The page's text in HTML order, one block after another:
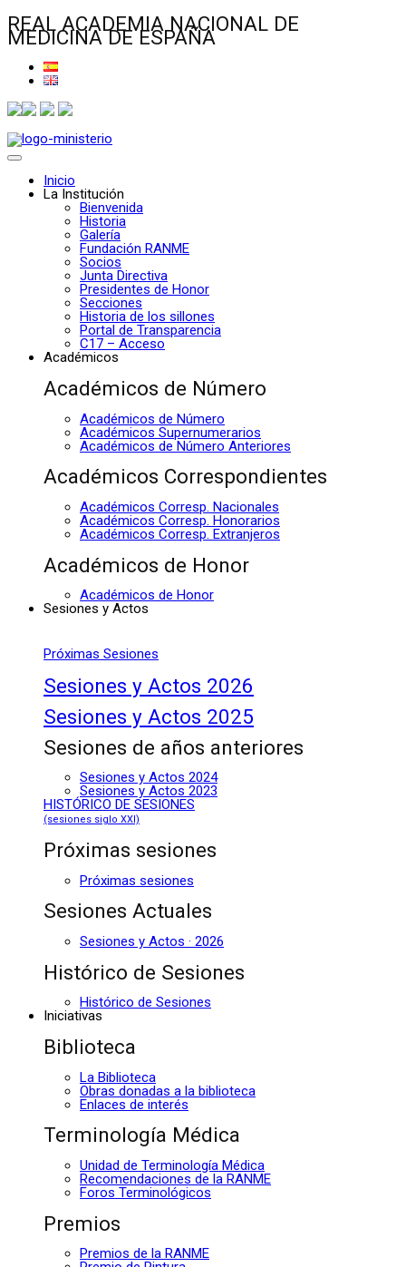
REAL ACADEMIA NACIONAL DE
MEDICINA DE ESPAÑA
Inicio
La Institución
Bienvenida
Historia
Galería
Fundación RANME
Socios
Junta Directiva
Presidentes de Honor
Secciones
Historia de los sillones
Portal de Transparencia
C17 – Acceso
Académicos
Académicos de Número
Académicos de Número
Académicos Supernumerarios
Académicos de Número Anteriores
Académicos Correspondientes
Académicos Corresp. Nacionales
Académicos Corresp. Honorarios
Académicos Corresp. Extranjeros
Académicos de Honor
Académicos de Honor
Sesiones y Actos
Próximas Sesiones
Sesiones y Actos 2026
Sesiones y Actos 2025
Sesiones de años anteriores
Sesiones y Actos 2024
Sesiones y Actos 2023
HISTÓRICO DE SESIONES
(sesiones siglo XXI)
Próximas sesiones
Próximas sesiones
Sesiones Actuales
Sesiones y Actos · 2026
Histórico de Sesiones
Histórico de Sesiones
Iniciativas
Biblioteca
La Biblioteca
Obras donadas a la biblioteca
Enlaces de interés
Terminología Médica
Unidad de Terminología Médica
Recomendaciones de la RANME
Foros Terminológicos
Premios
Premios de la RANME